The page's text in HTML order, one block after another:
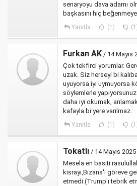
senaryoyu dava adamı
başkasını hiç
Yanıtla (1)
Furkan AK / 14 Mayıs
Çok tekfirci yorumlar.
uzak. Siz herseyi bi
uyuyorsa iyi uymuyorsa
söylemlerle
daha iyi okumak,
kafayla bi yere varılmaz.
Yanıtla (1)
Tokatlı / 14 Mayıs
Mesela en basiti
kisrayı,Bizans'ı göreve
etmedi.(Trump'ı tebrik